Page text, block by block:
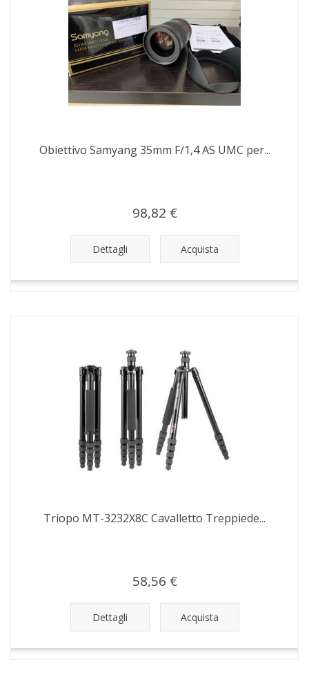
Obiettivo Samyang 35mm F/1,4 AS UMC per...
98,82 €
Dettagli Acquista
Triopo MT-3232X8C Cavalletto Treppiede...
58,56 €
Dettagli Acquista